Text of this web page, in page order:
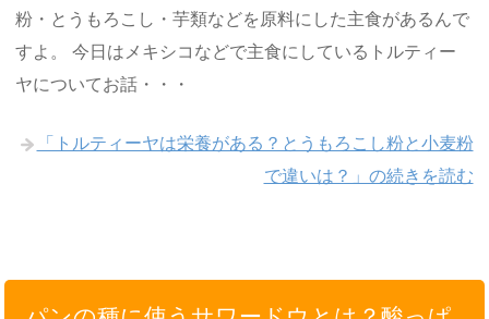
粉・とうもろこし・芋類などを原料にした主食があるんで
すよ。 今日はメキシコなどで主食にしているトルティー
ヤについてお話・・・
「トルティーヤは栄養がある？とうもろこし粉と小麦粉
で違いは？」の続きを読む